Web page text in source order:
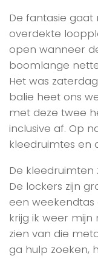
De fantasie
overdekte
open wanneer
boomlange
Het was
balie heet ons
met deze twee
inclusive af. Op
kleedruimtes en
De kleedruimten
De lockers zijn
een weekendtas
krijg ik weer mijn
zien van die
ga hulp zoeken,